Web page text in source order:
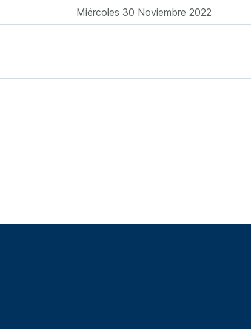
Miércoles 30 Noviembre 2022